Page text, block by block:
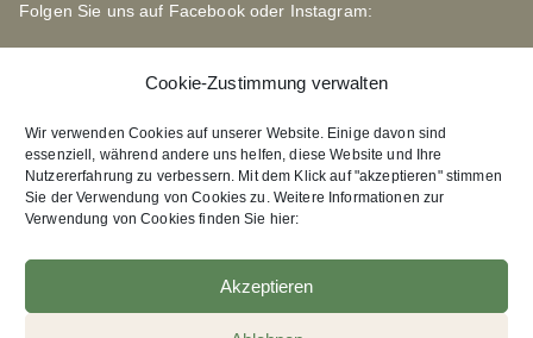
Cookie-Zustimmung verwalten
Wir verwenden Cookies auf unserer Website. Einige davon sind
essenziell, während andere uns helfen, diese Website und Ihre
Nutzererfahrung zu verbessern. Mit dem Klick auf "akzeptieren" stimmen
Sie der Verwendung von Cookies zu. Weitere Informationen zur
Verwendung von Cookies finden Sie hier:
Akzeptieren
Folgen Sie uns auf Facebook oder Instagram:
Links zu unseren Partnerverlagen
Edition Bärenklau